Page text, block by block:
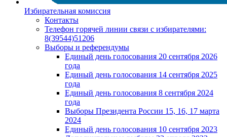
Избирательная комиссия
Контакты
Телефон горячей линии связи с избирателями:
8(39544)51206
Выборы и референдумы
Единый день голосования 20 сентября 2026
года
Единый день голосования 14 сентября 2025
года
Единый день голосования 8 сентября 2024
года
Выборы Президента России 15, 16, 17 марта
2024
Единый день голосования 10 сентября 2023